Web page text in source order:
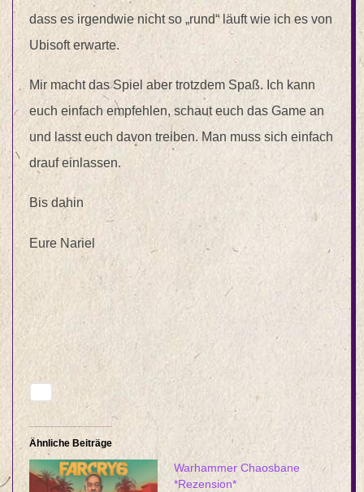
dass es irgendwie nicht so „rund“ läuft wie ich es von
Ubisoft erwarte.
Mir macht das Spiel aber trotzdem Spaß. Ich kann
euch einfach empfehlen, schaut euch das Game an
und lasst euch davon treiben. Man muss sich einfach
drauf einlassen.
Bis dahin
Eure Nariel
Ähnliche Beiträge
Warhammer Chaosbane
*Rezension*